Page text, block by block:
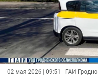
02 мая 2026 | 09:51 | ГАИ Гродно